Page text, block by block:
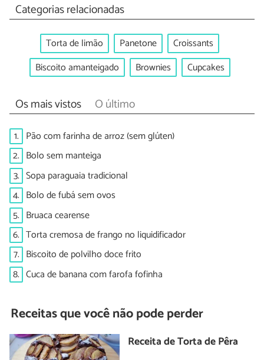
Categorias relacionadas
Torta de limão Panetone
Croissants
Biscoito amanteigado
Brownies Cupcakes
Os mais vistos O último
1. Pão com farinha de arroz (sem glúten)
2. Bolo sem manteiga
3. Sopa paraguaia tradicional
4. Bolo de fubá sem ovos
5. Bruaca cearense
6. Torta cremosa de frango no liquidificador
7. Biscoito de polvilho doce frito
8. Cuca de banana com farofa fofinha
Receitas que você não pode perder
Receita de Torta de Pêra